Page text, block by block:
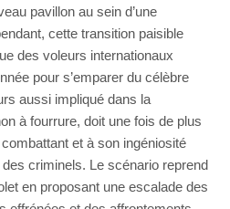
pavillon au sein d’une
cette transition paisible
des voleurs internationaux
pour s’emparer du célèbre
aussi impliqué dans la
à fourrure, doit une fois de plus
et à son ingéniosité
criminels. Le scénario reprend
en proposant une escalade des